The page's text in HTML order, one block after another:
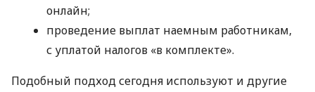
онлайн;
проведение выплат наемным работникам,
с уплатой налогов «в комплекте».
Подобный подход сегодня используют и другие